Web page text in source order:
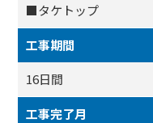
■タケトップ
工事期間
16日間
工事完了月